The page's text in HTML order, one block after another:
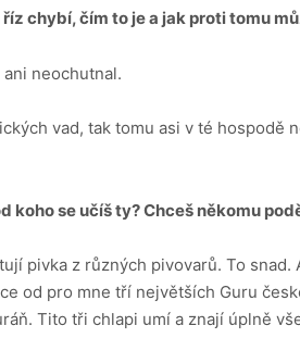
chybí, čím to je a jak proti tomu
neochutnal.
vad, tak tomu asi v té hospodě
koho se učíš ty? Chceš někomu
pivka z různých pivovarů. To snad.
od pro mne tří největších Guru
Tito tři chlapi umí a znají úplně